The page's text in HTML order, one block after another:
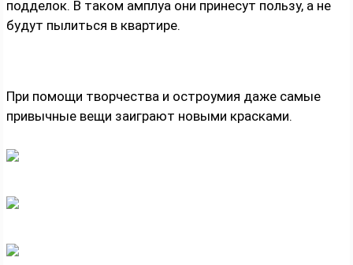
подделок. В таком амплуа они принесут пользу, а не
будут пылиться в квартире.
При помощи творчества и остроумия даже самые
привычные вещи заиграют новыми красками.